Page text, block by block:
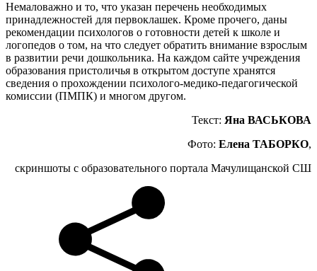
Немаловажно и то, что указан перечень необходимых
принадлежностей для первоклашек. Кроме прочего, даны
рекомендации психологов о готовности детей к школе и
логопедов о том, на что следует обратить внимание взрослым
в развитии речи дошкольника. На каждом сайте учреждения
образования пристоличья в открытом доступе хранятся
сведения о прохождении психолого-медико-педагогической
комиссии (ПМПК) и многом другом.
Текст: Яна ВАСЬКОВА
Фото: Елена ТАБОРКО,
скриншоты с образовательного портала Мачулищанской СШ